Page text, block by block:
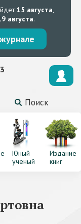
15 августа,
августа.
Поиск
Юный
ученый
Издание
книг